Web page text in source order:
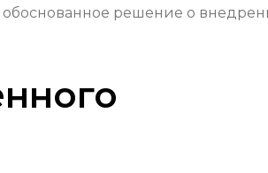
обоснованное решение о